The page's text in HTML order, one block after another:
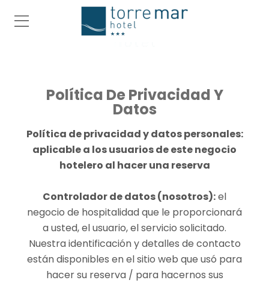
Política De Privacidad Y
Datos
Política de privacidad y datos personales:
aplicable a los usuarios de este negocio
hotelero al hacer una reserva
Controlador de datos (nosotros):el
negocio de hospitalidad que le proporcionará
a usted, el usuario, el servicio solicitado.
Nuestra identificación y detalles de contacto
están disponibles en el sitio web que usó para
hacer su reserva / para hacernos sus